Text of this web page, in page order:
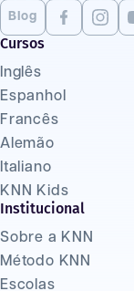
Blog
Cursos
Inglês
Espanhol
Francês
Alemão
Italiano
KNN Kids
Institucional
Sobre a KNN
Método KNN
Escolas